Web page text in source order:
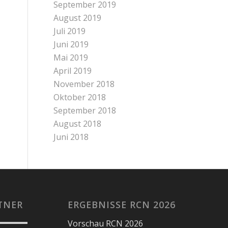
September 2019
August 2019
Juli 2019
Juni 2019
Mai 2019
April 2019
November 2018
Oktober 2018
September 2018
August 2018
Juni 2018
ERGEBNISSE RCN 2026
Vorschau RCN 2026